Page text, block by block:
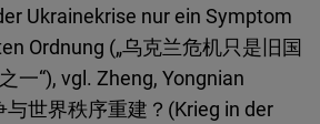
Ukrainekrise nur ein Symptom
Ordnung („乌克兰危机只是旧国
一“), vgl. Zheng, Yongnian
与世界秩序重建？(Krieg in der